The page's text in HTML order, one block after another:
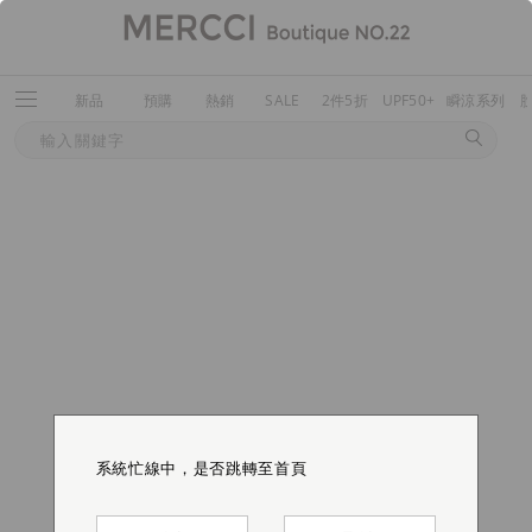
新品 預購 熱銷 SALE 2件5折 UPF50+ 瞬涼系列
系統忙線中，是否跳轉至首頁
系統忙線中，是否跳轉至首頁
系統忙線中，是否跳轉至首頁
系統忙線中，是否跳轉至首頁
系統忙線中，是否跳轉至首頁